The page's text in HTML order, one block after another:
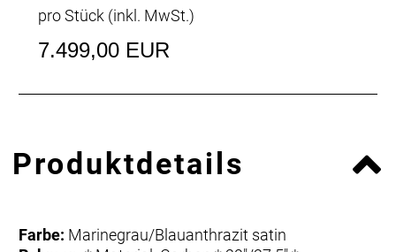
pro Stück (inkl. MwSt.)
7.499,00 EUR
Produktdetails
Farbe: Marinegrau/Blauanthrazit satin